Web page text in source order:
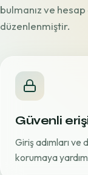
bulmanız ve
düzenlenmiştir.
Güvenli
Giriş adımları
korumaya